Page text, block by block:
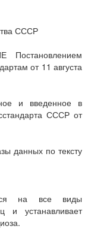
СССР
от 11 августа
и введенное в
СССР от
данных по тексту
на все виды
и устанавливает